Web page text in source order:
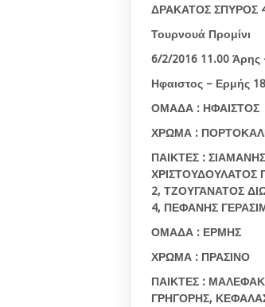
ΔΡΑΚΑΤΟΣ ΣΠΥΡΟΣ
Τουρνουά Προμίνι
6/2/2016 11.00 Άρης
Ηφαιστος – Ερμής
ΟΜΑΔΑ : ΗΦΑΙΣΤΟΣ
ΧΡΩΜΑ :
ΠΑΙΚΤΕΣ :
ΧΡΙΣΤΟΥΔΟΥΛΑΤΟΣ
2, ΤΖΟΥΓΑΝΑΤΟΣ
4, ΠΕΦΑΝΗΣ
ΟΜΑΔΑ : ΕΡΜΗΣ
ΧΡΩΜΑ : ΠΡΑΣΙΝΟ
ΠΑΙΚΤΕΣ :
ΓΡΗΓΟΡΗΣ,